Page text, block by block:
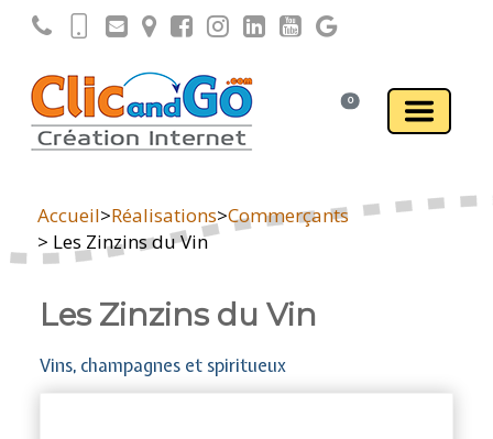
0
Accueil>Réalisations>Commerçants
> Les Zinzins du Vin
Les Zinzins du Vin
Vins, champagnes et spiritueux